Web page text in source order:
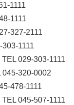
1111
1111
327-2111
1111
029-303-1111
045-320-0002
478-1111
045-507-1111